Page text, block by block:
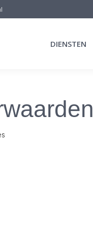
DIENSTEN